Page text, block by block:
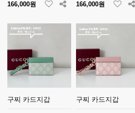
166,000원
166,000원
구찌 카드지갑 구찌 카드지갑